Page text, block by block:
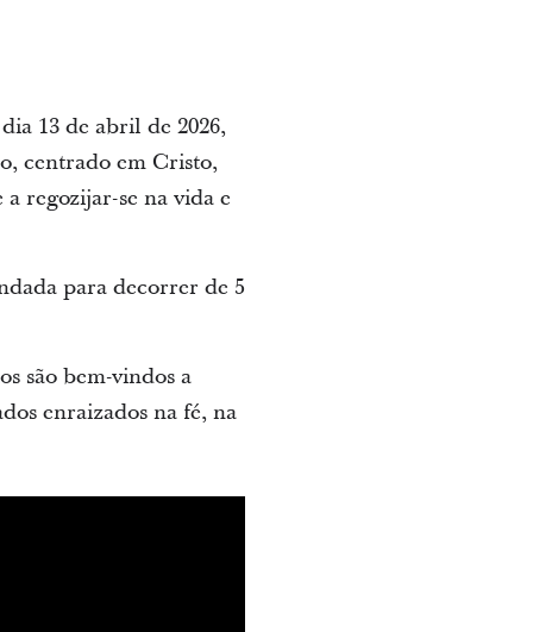
13 de abril de 2026,
centrado em Cristo,
regozijar-se na vida e
para decorrer de 5
são bem-vindos a
enraizados na fé, na